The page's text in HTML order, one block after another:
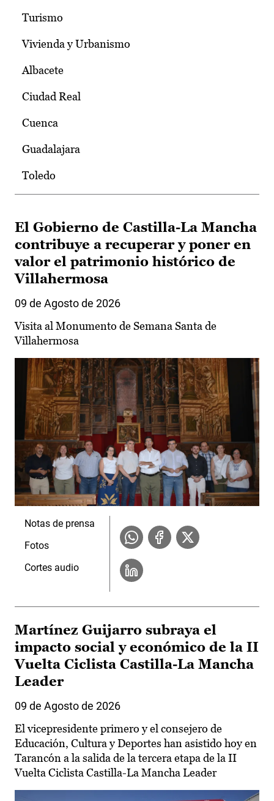
Turismo
Vivienda y Urbanismo
Albacete
Ciudad Real
Cuenca
Guadalajara
Toledo
El Gobierno de Castilla-La Mancha
contribuye a recuperar y poner en
valor el patrimonio histórico de
Villahermosa
09 de Agosto de 2026
Visita al Monumento de Semana Santa de
Villahermosa
Notas de prensa
Fotos
Cortes audio
Martínez Guijarro subraya el
impacto social y económico de la II
Vuelta Ciclista Castilla-La Mancha
Leader
09 de Agosto de 2026
El vicepresidente primero y el consejero de
Educación, Cultura y Deportes han asistido hoy en
Tarancón a la salida de la tercera etapa de la II
Vuelta Ciclista Castilla-La Mancha Leader